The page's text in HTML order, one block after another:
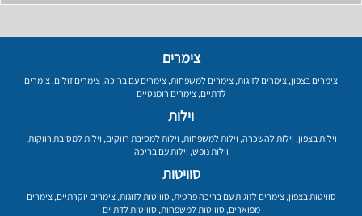
צימרים
צימרים בצפון, צימרים לזוגות, צימרים למשפחות, צימרים עם בריכה, צימרים זולים, צימרים
לדתיים,צימרים רומנטיים
וילות
וילות בצפון, וילות להשכרה, וילות למשפחות, וילות למסיבת רווקים, וילות למסיבת רווקות,
וילות נופש, וילות עם בריכה
סוויטות
סוויטות בצפון,צימרים לזוגות עם בריכה פרטית,סוויטות לזוגות,צימרים יוקרתיים,צימרים
מפוארים,סוויטות למשפחות,סוויטות לדתיים